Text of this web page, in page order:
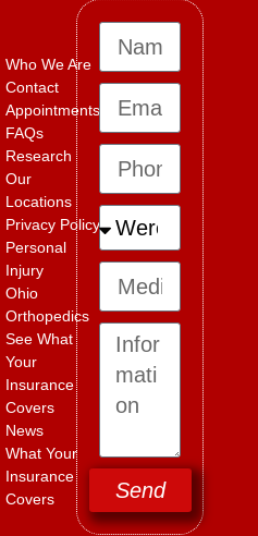
Who We Are
Contact
Appointments
FAQs
Research
Our
Locations
Privacy Policy
Personal
Injury
Ohio
Orthopedics
See What
Your
Insurance
Covers
News
What Your
Insurance
Covers
Send